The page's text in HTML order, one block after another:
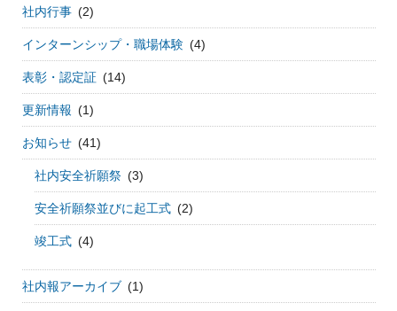
社内行事 (2)
インターンシップ・職場体験 (4)
表彰・認定証 (14)
更新情報 (1)
お知らせ (41)
社内安全祈願祭 (3)
安全祈願祭並びに起工式 (2)
竣工式 (4)
社内報アーカイブ (1)